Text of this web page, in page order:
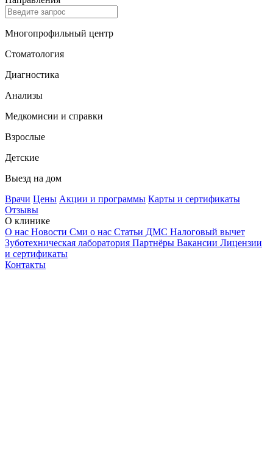
Многопрофильный центр
Стоматология
Диагностика
Анализы
Медкомисии и справки
Взрослые
Детские
Выезд на дом
Врачи Цены Акции и программы Карты и сертификаты
Отзывы
О клинике
О нас Новости Сми о нас Статьи ДМС Налоговый вычет
Зуботехническая лаборатория Партнёры Вакансии Лицензии
и сертификаты
Контакты